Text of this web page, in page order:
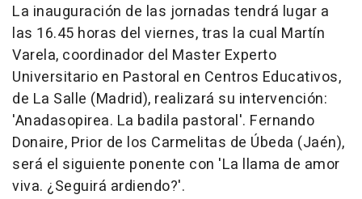
La inauguración de las jornadas tendrá lugar a
las 16.45 horas del viernes, tras la cual Martín
Varela, coordinador del Master Experto
Universitario en Pastoral en Centros Educativos,
de La Salle (Madrid), realizará su intervención:
'Anadasopirea. La badila pastoral'. Fernando
Donaire, Prior de los Carmelitas de Úbeda (Jaén),
será el siguiente ponente con 'La llama de amor
viva. ¿Seguirá ardiendo?'.